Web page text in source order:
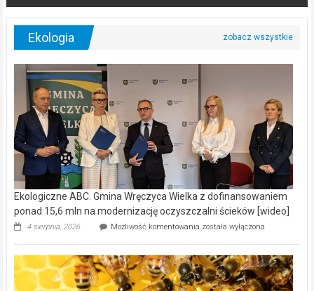
Ekologia
Ekologiczne ABC. Gmina Wręczyca Wielka z dofinansowaniem
ponad 15,6 mln na modernizację oczyszczalni ścieków [wideo]
4 sierpnia, 2026 Możliwość komentowania Ekologiczne
Wręczyca
Wielka
z
została wyłączona